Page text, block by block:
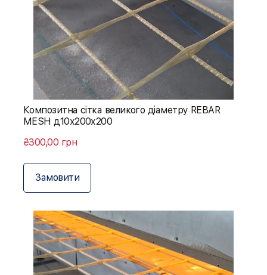
Композитна сітка великого діаметру REBAR
MESH д10х200х200
₴300,00 грн
Замовити